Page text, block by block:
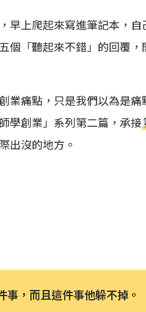
早上爬起來寫進筆記本，
個「聽起來不錯」的回覆
業痛點，只是我們以為是
學創業」系列第二篇，承接
出沒的地方。
事，而且這件事他躲不掉。